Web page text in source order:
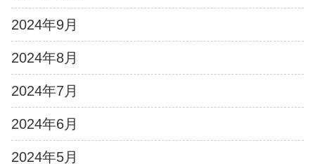
2024年9月
2024年8月
2024年7月
2024年6月
2024年5月